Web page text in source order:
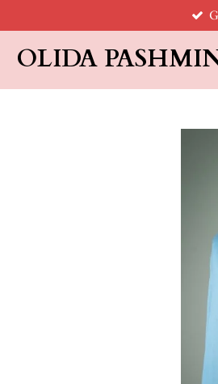
direct
naar
de
hoofdinhoud
OLIDA